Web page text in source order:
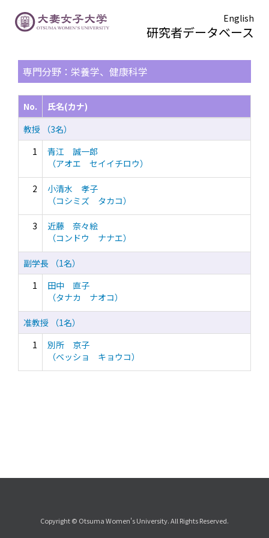
English
研究者データベース
専門分野：栄養学、健康科学
No.
氏名(カナ)
教授 （3名）
1
青江 誠一郎
（アオエ セイイチロウ）
2
小清水 孝子
（コシミズ タカコ）
3
近藤 奈々絵
（コンドウ ナナエ）
副学長 （1名）
1
田中 直子
（タナカ ナオコ）
准教授 （1名）
1
別所 京子
（ベッショ キョウコ）
Copyright © Otsuma Women's University. All Rights Reserved.